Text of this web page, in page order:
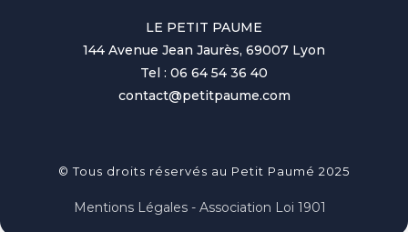
LE PETIT PAUME
144 Avenue Jean Jaurès, 69007 Lyon
Tel : 06 64 54 36 40
contact@petitpaume.com
© Tous droits réservés au Petit Paumé 2025
Mentions Légales - Association Loi 1901